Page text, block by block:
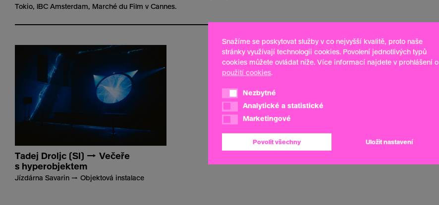
Tokio, IBC Amsterdam, Marché du Film v Cannes.
Tadej Droljc (SI) → Večeře
s hyperobjektem
Jízdárna Savarin → Objektová instalace
Snažíme se poskytovat služby v co nejvyšší kvalitě, proto naše
stránky využívají technologii cookies. Povolení jednotlivých typů
cookies můžete ovládat níže. Více informací najdete v prohlášení o
použití cookies
NezbytnéNezbytné
Analytické a statistické
Analytické a statistické
Marketingové
Marketingové
Povolit všechny Uložit nastavení